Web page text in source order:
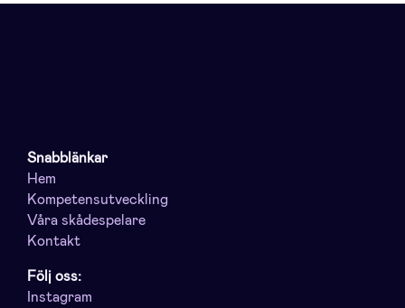
Snabblänkar
Hem
Kompetensutveckling
Våra skådespelare
Kontakt
Följ oss:
Instagram